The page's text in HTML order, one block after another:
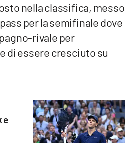
nella classifica, messo
per la semifinale dove
rivale per
di essere cresciuto su
e